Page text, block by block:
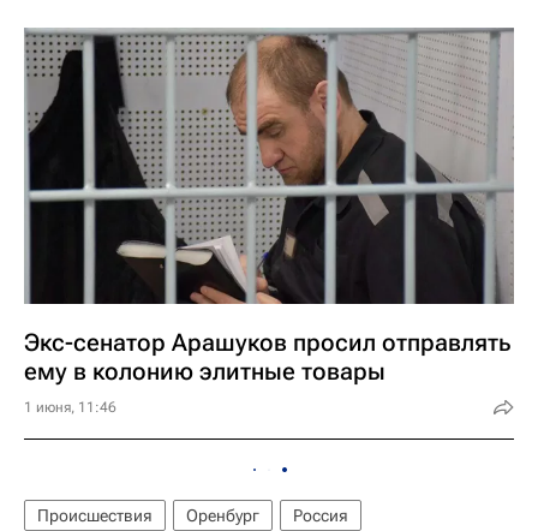
Экс-сенатор Арашуков просил отправлять
ему в колонию элитные товары
1 июня, 11:46
Происшествия Оренбург
Россия